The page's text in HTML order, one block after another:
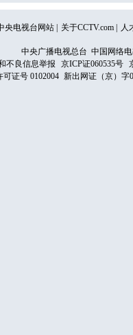
央电视台网站 关于CCTV.com 人
中央广播电视总台 中国网络
不良信息举报
京ICP证060535号
证号 0102004 新出网证（京）